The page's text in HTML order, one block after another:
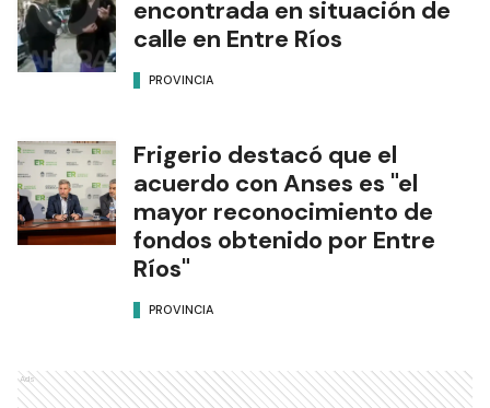
encontrada en situación de
calle en Entre Ríos
PROVINCIA
Frigerio destacó que el
acuerdo con Anses es "el
mayor reconocimiento de
fondos obtenido por Entre
Ríos"
PROVINCIA
Ads